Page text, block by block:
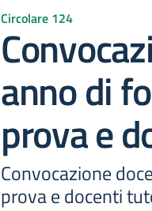
Circolare 124
anno di
prova e
Convocazione
prova e docenti